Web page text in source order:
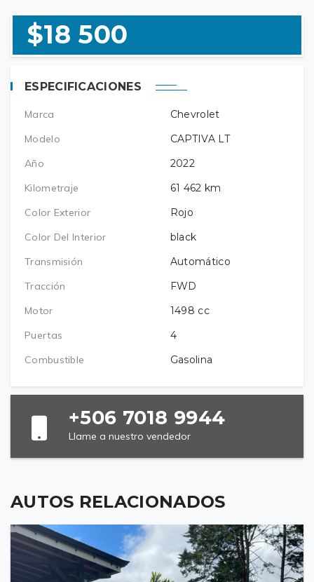
$18 500
ESPECIFICACIONES
Marca
Chevrolet
Modelo
CAPTIVA LT
Año
2022
Kilometraje
61 462 km
Color Exterior
Rojo
Color Del Interior
black
Transmisión
Automático
Tracción
FWD
Motor
1498 cc
Puertas
4
Combustible
Gasolina
+506 7018 9944
Llame a nuestro vendedor
AUTOS RELACIONADOS